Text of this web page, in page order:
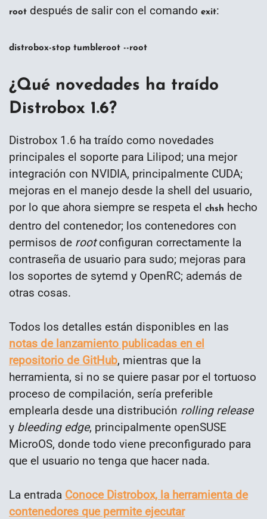
root después de salir con el comando exit:
distrobox-stop tumbleroot --root
¿Qué novedades ha traído
Distrobox 1.6?
Distrobox 1.6 ha traído como novedades
principales el soporte para Lilipod; una mejor
integración con NVIDIA, principalmente CUDA;
mejoras en el manejo desde la shell del usuario,
por lo que ahora siempre se respeta el chsh hecho
dentro del contenedor; los contenedores con
permisos de rootconfiguran correctamente la
contraseña de usuario para sudo; mejoras para
los soportes de sytemd y OpenRC; además de
otras cosas.
Todos los detalles están disponibles en las
notas de lanzamiento publicadas en el
repositorio de GitHub, mientras que la
herramienta, si no se quiere pasar por el tortuoso
proceso de compilación, sería preferible
emplearla desde una distribución rolling release
y bleeding edge, principalmente openSUSE
MicroOS, donde todo viene preconfigurado para
que el usuario no tenga que hacer nada.
La entrada Conoce Distrobox, la herramienta de
contenedores que permite ejecutar